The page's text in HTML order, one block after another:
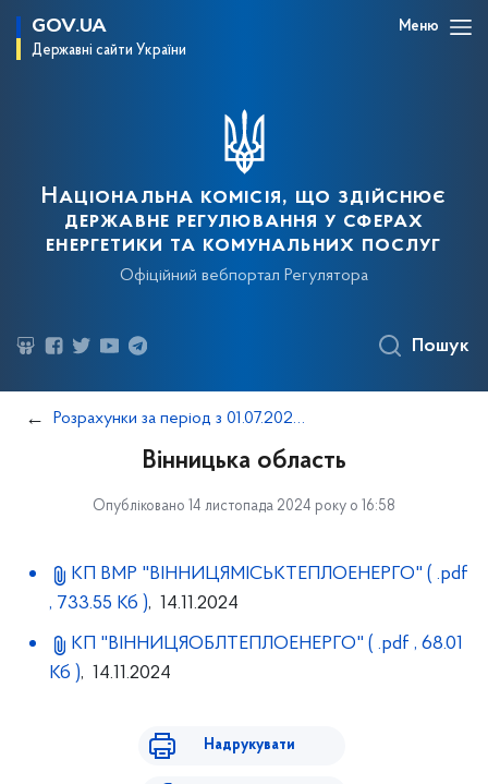
GOV.UA
Державні сайти України
Меню
Національна комісія, що здійснює
державне регулювання у сферах
енергетики та комунальних послуг
Офіційний вебпортал Регулятора
Пошук
Розрахунки за період з 01.07.2024 по 30.09.2024
Вінницька область
Опубліковано 14 листопада 2024 року о 16:58
КП ВМР "ВІННИЦЯМІСЬКТЕПЛОЕНЕРГО" ( .pdf
, 733.55 Кб ), 14.11.2024
КП "ВІННИЦЯОБЛТЕПЛОЕНЕРГО" ( .pdf , 68.01
Кб ), 14.11.2024
Надрукувати